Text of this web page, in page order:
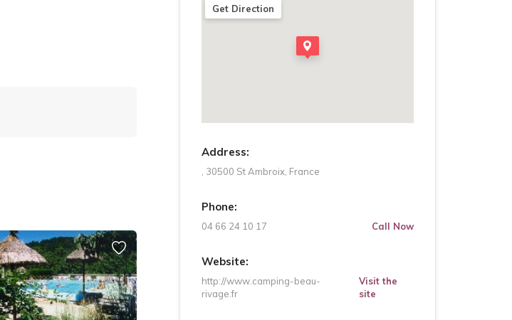
Get Direction
Address:
, 30500 St Ambroix, France
Phone:
04 66 24 10 17 Call Now
Website:
http://www.camping-beau-
rivage.fr
Visit the
site